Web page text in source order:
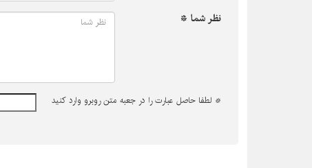
نظر شما *
* لطفا حاصل عبارت را در جعبه متن روبرو وارد کنید